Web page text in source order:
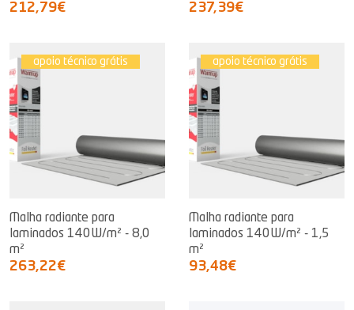
212,79€ 237,39€
apoio técnico grátis
Malha radiante para
laminados 140W/m² - 8,0
m²
263,22€
apoio técnico grátis
Malha radiante para
laminados 140W/m² - 1,5
m²
93,48€